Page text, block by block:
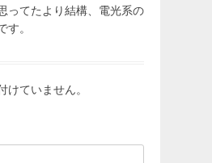
ってたより結構、電光系の
す。
けていません。